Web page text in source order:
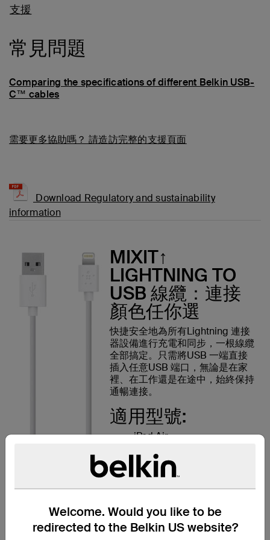
Welcome. Would you like to be
redirected to the Belkin US website?
支援
常見問題
Comparing the specifications of different Belkin USB-
C™ cables
需要更多協助嗎？ 請造訪完整的支援頁面
Download Regulatory and sustainability
information
MIXIT↑
LIGHTNING TO
USB 線纜：連接
顏色任你選
快捷安全地為所有Lightning 連接
器設備進行充電和同步，一根線纜
全部搞定。只需將USB 一端直接
插入任意USB 端口，無論是在家
裡、在工作還是在途中，始終保持
通暢連接。
適用型號:
iPad Air
配備 Retina 顯示屏的 iPad
mini
iPod touch（第五代）
iPod nano（第七代）